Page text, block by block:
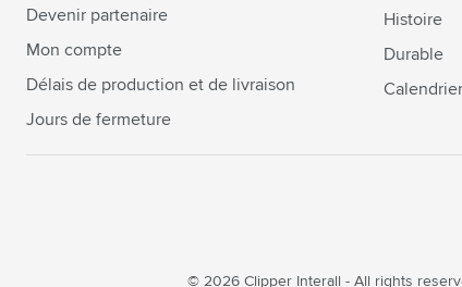
Devenir partenaire
Mon compte
Délais de production et de livraison
Jours de fermeture
Histoire
Durable
© 2026 Clipper Interall - All rights